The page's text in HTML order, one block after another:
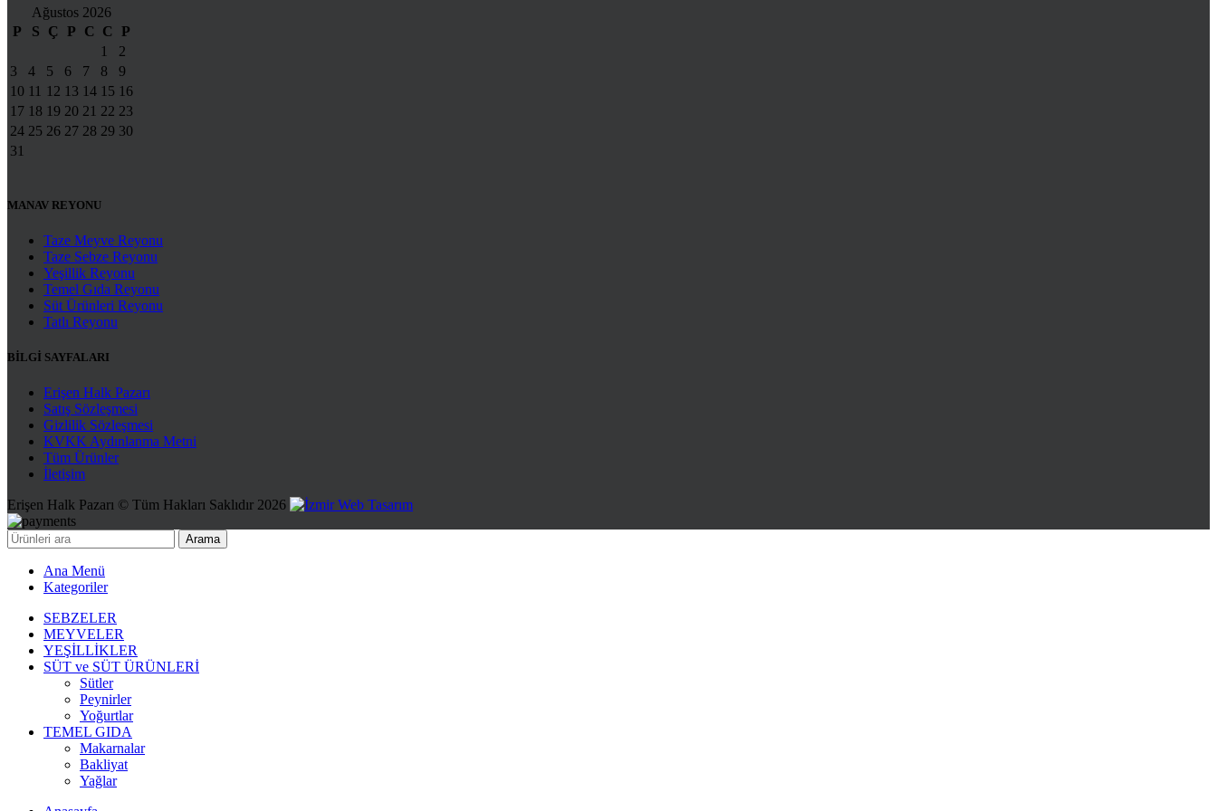
Ağustos 2026
P
S Ç P C C
P
1
2
3
4 5 6 7 8
9
10 11 12 13 14 15 16
17 18 19 20 21 22 23
24 25 26 27 28 29 30
31
MANAV REYONU
Taze Meyve Reyonu
Taze Sebze Reyonu
Yeşillik Reyonu
Temel Gıda Reyonu
Süt Ürünleri Reyonu
Tatlı Reyonu
BİLGİ SAYFALARI
Erişen Halk Pazarı
Satış Sözleşmesi
Gizlilik Sözleşmesi
KVKK Aydınlanma Metni
Tüm Ürünler
İletişim
Erişen Halk Pazarı © Tüm Hakları Saklıdır 2026
Arama
Ana Menü
Kategoriler
SEBZELER
MEYVELER
YEŞİLLİKLER
SÜT ve SÜT ÜRÜNLERİ
Sütler
Peynirler
Yoğurtlar
TEMEL GIDA
Makarnalar
Bakliyat
Yağlar